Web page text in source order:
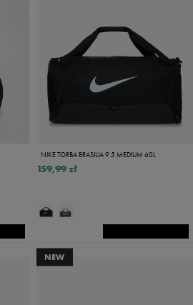
NIKE TORBA BRASILIA 9.5 MEDIUM 60L
159,99 zł
NEW